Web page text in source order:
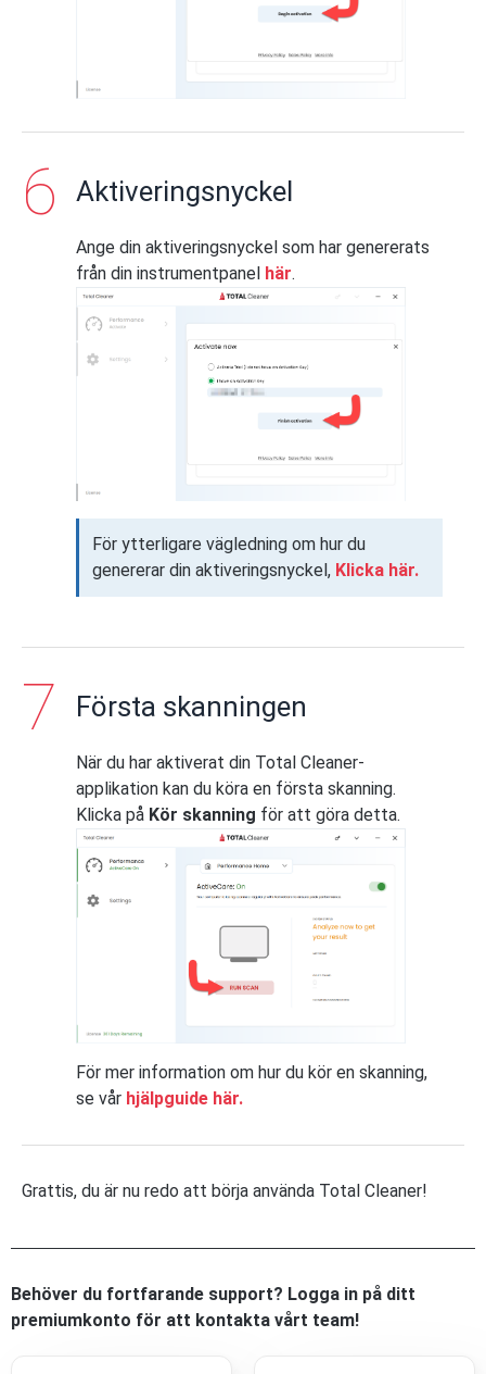
Aktiveringsnyckel
Ange din aktiveringsnyckel som har genererats
från din instrumentpanel här.
För ytterligare vägledning om hur du
genererar din aktiveringsnyckel, Klicka här.
Första skanningen
När du har aktiverat din Total Cleaner-
applikation kan du köra en första skanning.
Klicka på Kör skanning för att göra detta.
För mer information om hur du kör en skanning,
se vår hjälpguide här.
Grattis, du är nu redo att börja använda Total Cleaner!
Behöver du fortfarande support? Logga in på ditt
premiumkonto för att kontakta vårt team!